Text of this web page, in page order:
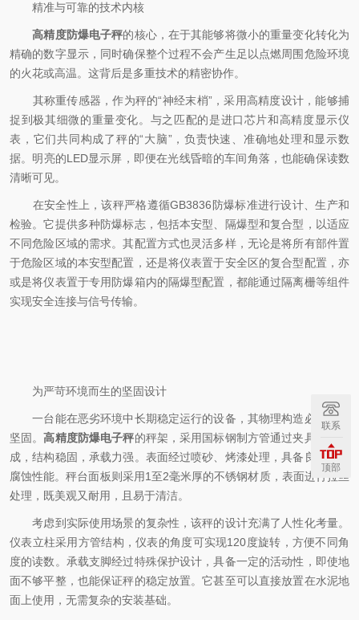
精准与可靠的技术内核
高精度防爆电子秤的核心，在于其能够将微小的重量变化转化为
精确的数字显示，同时确保整个过程不会产生足以点燃周围危险环境
的火花或高温。这背后是多重技术的精密协作。
其称重传感器，作为秤的“神经末梢”，采用高精度设计，能够捕
捉到极其细微的重量变化。与之匹配的是进口芯片和高精度显示仪
表，它们共同构成了秤的“大脑”，负责快速、准确地处理和显示数
据。明亮的LED显示屏，即便在光线昏暗的车间角落，也能确保读数
清晰可见。
在安全性上，该秤严格遵循GB3836防爆标准进行设计、生产和
检验。它提供多种防爆标志，包括本安型、隔爆型和复合型，以适应
不同危险区域的需求。其配置方式也灵活多样，无论是将所有部件置
于危险区域的本安型配置，还是将仪表置于安全区的复合型配置，亦
或是将仪表置于专用防爆箱内的隔爆型配置，都能通过隔离栅等组件
实现安全连接与信号传输。
为严苛环境而生的坚固设计
一台能在恶劣环境中长期稳定运行的设备，其物理构造必须足够
坚固。高精度防爆电子秤的秤架，采用国标钢制方管通过夹具组焊而
成，结构稳固，承载力强。表面经过喷砂、烤漆处理，具备良好的防
腐蚀性能。秤台面板则采用1至2毫米厚的不锈钢材质，表面进行拉丝
处理，既美观又耐用，且易于清洁。
考虑到实际使用场景的复杂性，该秤的设计充满了人性化考量。
仪表立柱采用方管结构，仪表的角度可实现120度旋转，方便不同角
度的读数。承载支脚经过特殊保护设计，具备一定的活动性，即使地
面不够平整，也能保证秤的稳定放置。它甚至可以直接放置在水泥地
面上使用，无需复杂的安装基础。
联系
顶部